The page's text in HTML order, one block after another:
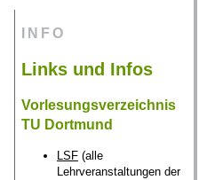
INFO
Links und Infos
Vorlesungsverzeichnis
TU Dortmund
LSF(alle
Lehrveranstaltungen der